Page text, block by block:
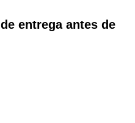
entrega antes de